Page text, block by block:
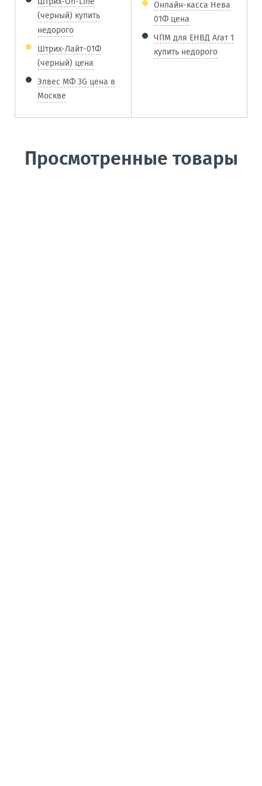
(черный) купить
недорого
Штрих-Лайт-01Ф
(черный) цена
Элвес МФ 3G цена в
Москве
Онлайн-касса Нева
01Ф цена
ЧПМ для ЕНВД Агат 1
купить недорого
Просмотренные товары